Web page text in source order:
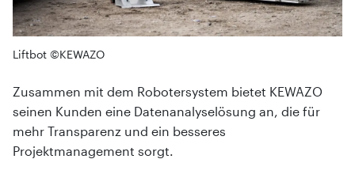
Liftbot ©KEWAZO
Zusammen mit dem Robotersystem bietet KEWAZO
seinen Kunden eine Datenanalyselösung an, die für
mehr Transparenz und ein besseres
Projektmanagement sorgt.